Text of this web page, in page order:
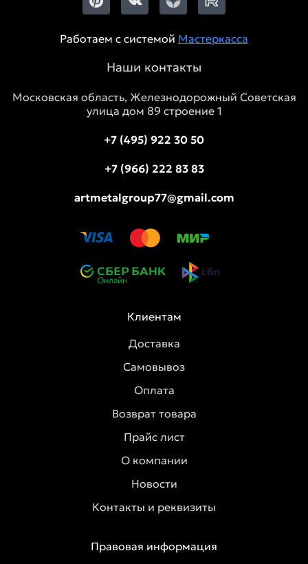
Работаем с системой Мастеркасса
Наши контакты
Московская область, Железнодорожный Советская
улица дом 89 строение 1
+7 (495) 922 30 50
+7 (966) 222 83 83
artmetalgroup77@gmail.com
Клиентам
Доставка
Самовывоз
Оплата
Возврат товара
Прайс лист
О компании
Новости
Контакты и реквизиты
Правовая информация